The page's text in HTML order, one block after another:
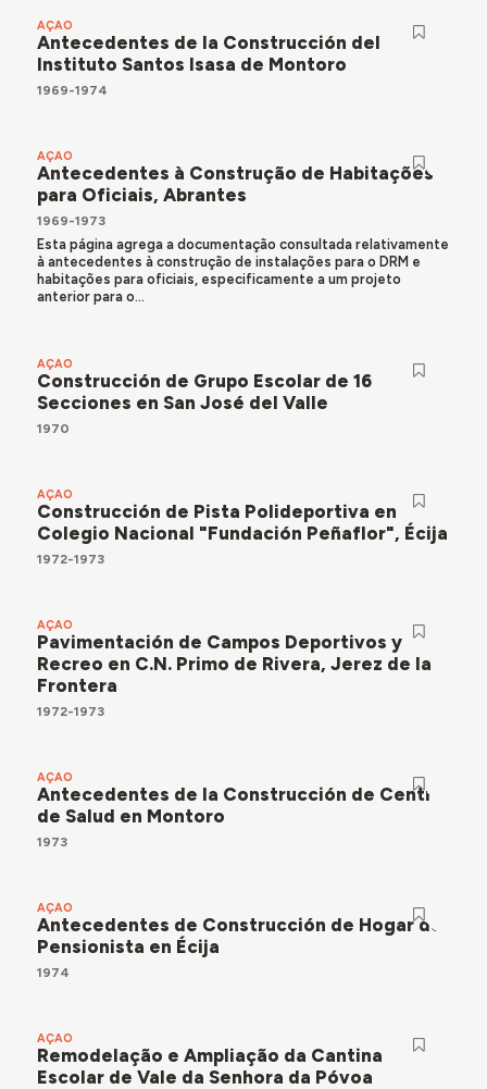
AÇÃO
Antecedentes de la Construcción del
Instituto Santos Isasa de Montoro
1969-1974
AÇÃO
Antecedentes à Construção de Habitações
para Oficiais, Abrantes
1969-1973
Esta página agrega a documentação consultada relativamente
à antecedentes à construção de instalações para o DRM e
habitações para oficiais, especificamente a um projeto
anterior para o...
AÇÃO
Construcción de Grupo Escolar de 16
Secciones en San José del Valle
1970
AÇÃO
Construcción de Pista Polideportiva en
Colegio Nacional "Fundación Peñaflor", Écija
1972-1973
AÇÃO
Pavimentación de Campos Deportivos y
Recreo en C.N. Primo de Rivera, Jerez de la
Frontera
1972-1973
AÇÃO
Antecedentes de la Construcción de Centro
de Salud en Montoro
1973
AÇÃO
Antecedentes de Construcción de Hogar de
Pensionista en Écija
1974
AÇÃO
Remodelação e Ampliação da Cantina
Escolar de Vale da Senhora da Póvoa